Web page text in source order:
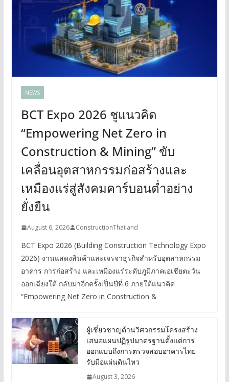
NEWS
BCT Expo 2026 ชูแนวคิด
“Empowering Net Zero in
Construction & Mining” ขับ
เคลื่อนอุตสาหกรรมก่อสร้างและ
เหมืองแร่สู่สังคมคาร์บอนต่ำอย่าง
ยั่งยืน
August 6, 2026 ConstructionThailand
BCT Expo 2026 (Building Construction Technology Expo
2026) งานแสดงสินค้าและเจรจาธุรกิจสำหรับอุตสาหกรรม
อาคาร การก่อสร้าง และเหมืองแร่ระดับภูมิภาคเอเชียตะวัน
ออกเฉียงใต้ กลับมาอีกครั้งเป็นปีที่ 6 ภายใต้แนวคิด
“Empowering Net Zero in Construction &
ผู้เชี่ยวชาญด้านวิศวกรรมโครงสร้าง
เสนอแผนปฏิรูปมาตรฐานตั้งแต่การ
ออกแบบถึงการตรวจสอบอาคารไทย
รับมือแผ่นดินไหว
August 3, 2026